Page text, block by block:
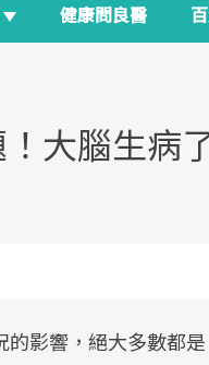
健康問良醫
大腦生病
影響，絕大多數都
對超高齡社會的浪潮
年，就到良醫生活